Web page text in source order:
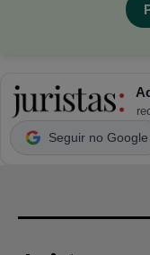
Seguir no Google